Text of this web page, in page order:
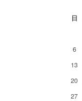
日
6
13
20
27